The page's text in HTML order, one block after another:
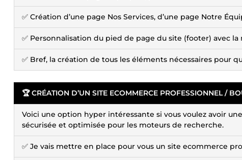
✅ Création d’une page Nos Services, d’une page Notre
✅ Personnalisation du pied de page du site (footer) avec
✅ Bref, la création de tous les éléments nécessaires pour
🏆 CRÉATION D’UN SITE ECOMMERCE PROFESSIONNEL /
Voici une option hyper intéressante si vous voulez avoir
sécurisée et optimisée pour les moteurs de recherche.
✅ Je vais mettre en place pour vous un site ecommerce